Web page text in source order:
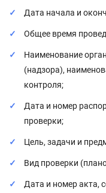
Дата начала и
Общее время
Наименование
(надзора),
контроля;
Дата и номер
проверки;
Цель, задачи и
Вид проверки
Дата и номер акта,